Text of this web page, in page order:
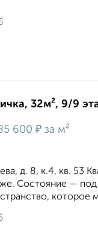
32м², 9/9
600 ₽ за м²
д. 8, к.4, кв. 53
Состояние — под
которое